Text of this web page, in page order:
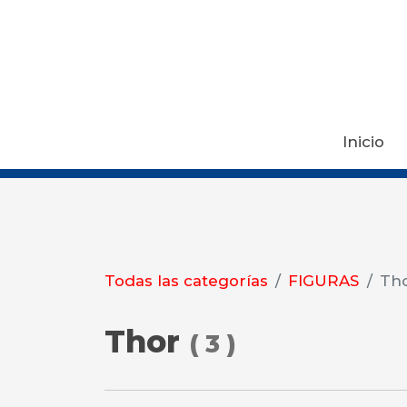
Inicio
Todas las categorías FIGURAS
Thor ( 3 )